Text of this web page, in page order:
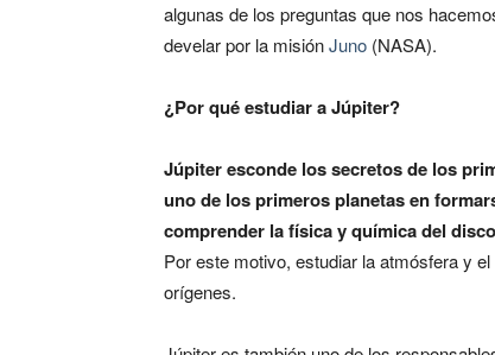
algunas de los preguntas que nos
develar por la misiónJuno (NASA).
¿Por qué estudiar a Júpiter?
Júpiter esconde los secretos de los
uno de los primeros planetas en
comprender la física y química del
Por este motivo, estudiar la atmósfera y
orígenes.